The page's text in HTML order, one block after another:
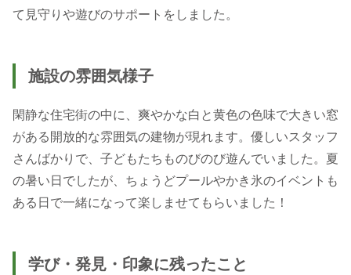
て見守りや遊びのサポートをしました。
施設の雰囲気様子
閑静な住宅街の中に、爽やかな白と黄色の色味で大きい窓
がある開放的な雰囲気の建物が現れます。優しいスタッフ
さんばかりで、子どもたちものびのび遊んでいました。夏
の暑い日でしたが、ちょうどプールやかき氷のイベントも
ある日で一緒になって楽しませてもらいました！
学び・発見・印象に残ったこと